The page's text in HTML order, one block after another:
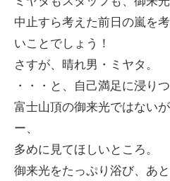
中止すら考えた前日の嵐を
いことでしょう！
さすが、晴れ男・ミヤタ。
・・・と、自己満足に浸り
富士山頂の御来光ではない
ー、
多めに見てほしいところ。
御来光をたっぷり浴び、あ